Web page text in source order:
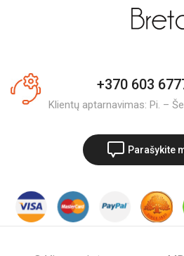
+370 603
Klientų aptarnavimas: Pi. –
Parašykite